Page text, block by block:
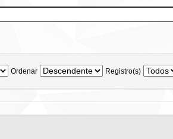
Ordenar Registro(s)